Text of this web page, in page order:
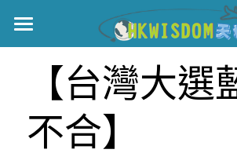
主頁
世界盃
伊美戰爭
【台灣大選
不合】